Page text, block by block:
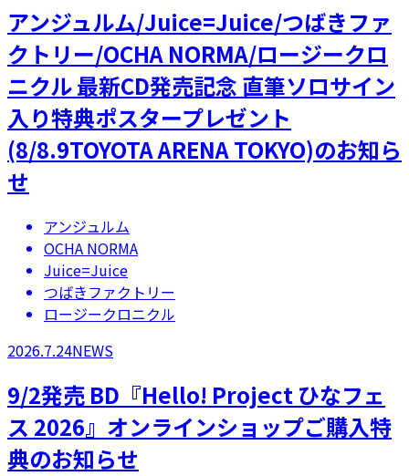
アンジュルム/Juice=Juice/つばきファ
クトリー/OCHA NORMA/ロージークロ
ニクル 最新CD発売記念 直筆ソロサイン
入り特典ポスタープレゼント
(8/8.9TOYOTA ARENA TOKYO)のお知ら
せ
アンジュルム
OCHA NORMA
Juice=Juice
つばきファクトリー
ロージークロニクル
2026.7.24NEWS
9/2発売 BD『Hello! Project ひなフェ
ス 2026』オンラインショップご購入特
典のお知らせ